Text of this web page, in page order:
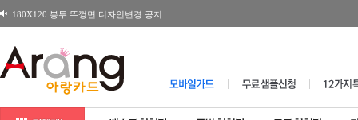
180X120 봉투 뚜껑면 디자인변경 공지
2026년 설연휴 배송 관련 일정